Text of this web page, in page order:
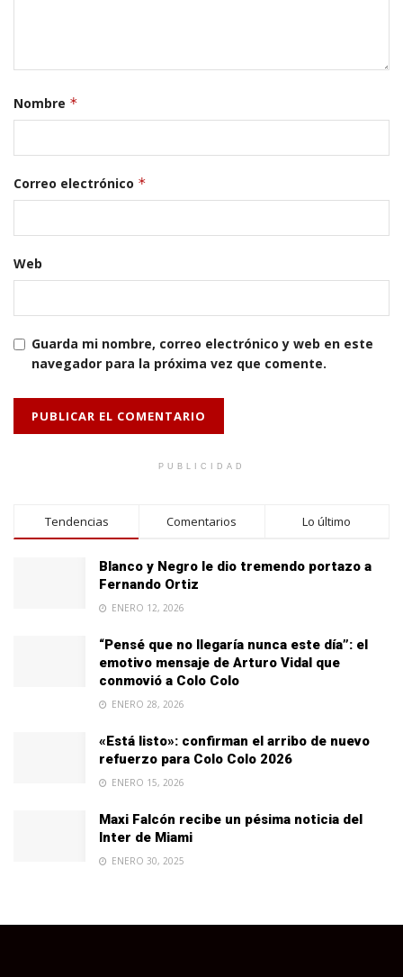
Nombre *
Correo electrónico *
Web
Guarda mi nombre, correo electrónico y web en este
navegador para la próxima vez que comente.
PUBLICIDAD
Tendencias Comentarios Lo último
Blanco y Negro le dio tremendo portazo a
Fernando Ortiz
ENERO 12, 2026
“Pensé que no llegaría nunca este día”: el
emotivo mensaje de Arturo Vidal que
conmovió a Colo Colo
ENERO 28, 2026
«Está listo»: confirman el arribo de nuevo
refuerzo para Colo Colo 2026
ENERO 15, 2026
Maxi Falcón recibe un pésima noticia del
Inter de Miami
ENERO 30, 2025